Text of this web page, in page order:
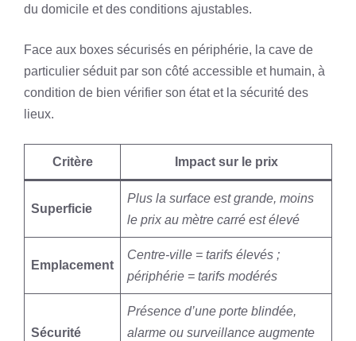
du domicile et des conditions ajustables.
Face aux boxes sécurisés en périphérie, la cave de
particulier séduit par son côté accessible et humain, à
condition de bien vérifier son état et la sécurité des
lieux.
Critère Impact sur le prix
Superficie
Plus la surface est grande, moins
le prix au mètre carré est élevé
Emplacement
Centre-ville = tarifs élevés ;
périphérie = tarifs modérés
Sécurité
Présence d’une porte blindée,
alarme ou surveillance augmente